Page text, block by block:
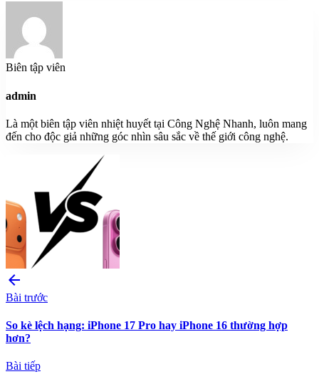
Biên tập viên
admin
Là một biên tập viên nhiệt huyết tại Công Nghệ Nhanh, luôn mang
đến cho độc giả những góc nhìn sâu sắc về thế giới công nghệ.
arrow_back
Bài trước
So kè lệch hạng: iPhone 17 Pro hay iPhone 16 thường hợp
hơn?
Bài tiếp